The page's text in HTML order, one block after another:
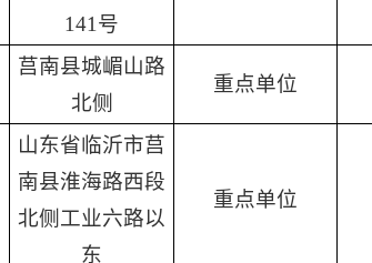
141号
莒南县城嵋山路
北侧
重点单位
山东省临沂市莒
南县淮海路西段
北侧工业六路以
东
重点单位